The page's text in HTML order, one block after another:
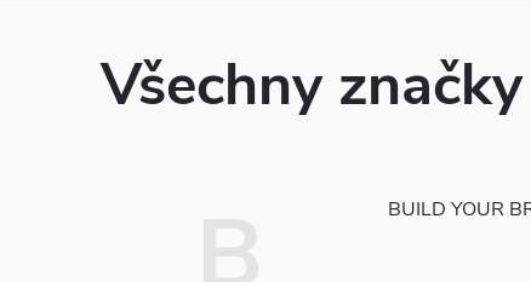
Všechny
BUILD YOUR